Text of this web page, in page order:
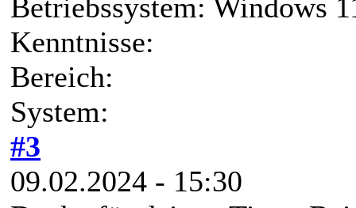
Betriebssystem: Windows
Kenntnisse:
Bereich:
System:
#3
09.02.2024 - 15:30